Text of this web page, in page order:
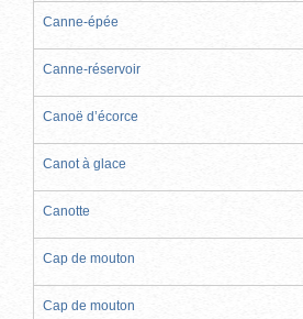
Canne-épée
Canne-réservoir
Canoë d’écorce
Canot à glace
Canotte
Cap de mouton
Cap de mouton